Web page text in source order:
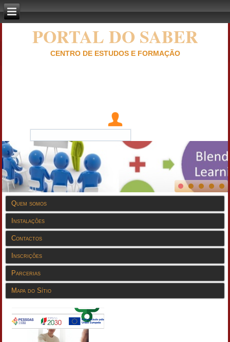
PORTAL DO SABER
CENTRO DE ESTUDOS E FORMAÇÃO
Quem somos
Instalações
Contactos
Inscrições
Parcerias
Mapa do Sítio